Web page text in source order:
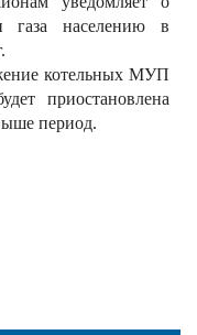
газа населению в
котельных МУП
приостановлена
период.